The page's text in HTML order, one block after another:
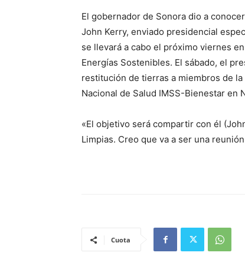
El gobernador de Sonora dio a
John Kerry, enviado presidencial
se llevará a cabo el próximo viernes
Energías Sostenibles. El sábado, el
restitución de tierras a miembros de
Nacional de Salud IMSS-Bienestar en
«El objetivo será compartir con él
Limpias. Creo que va a ser una
Cuota